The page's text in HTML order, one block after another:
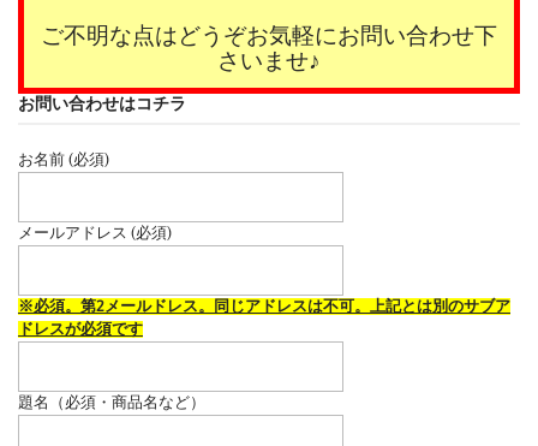
ご不明な点はどうぞお気軽にお問い合わせ下
さいませ♪
お問い合わせはコチラ
お名前 (必須)
メールアドレス (必須)
※必須。第2メールドレス。同じアドレスは不可。上記とは別のサブア
ドレスが必須です
題名（必須・商品名など）